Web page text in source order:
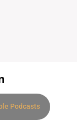
Podcasts